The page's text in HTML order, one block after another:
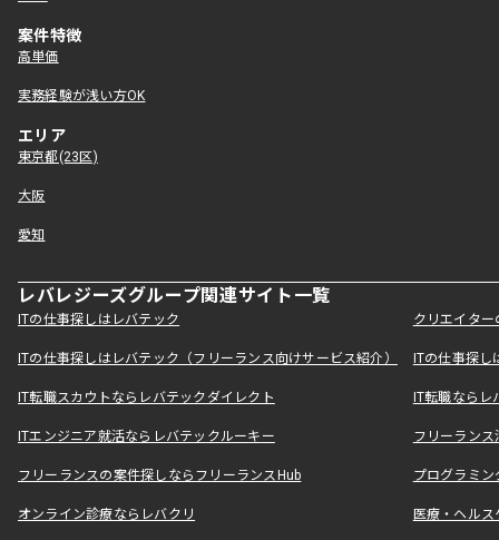
案件特徴
高単価
実務経験が浅い方OK
エリア
東京都(23区)
大阪
愛知
レバレジーズグループ関連サイト一覧
ITの仕事探しはレバテック クリエイタ
ITの仕事探しはレバテック（フリーランス向けサービス紹介） ITの仕事探
IT転職スカウトならレバテックダイレクト IT転職なら
ITエンジニア就活ならレバテックルーキー フリーラン
フリーランスの案件探しならフリーランスHub プログラミ
オンライン診療ならレバクリ 医療・ヘル